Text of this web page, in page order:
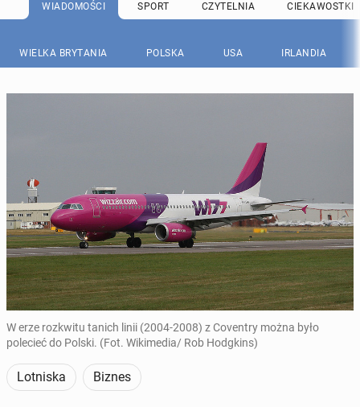
WIADOMOŚCI SPORT CZYTELNIA CIEKAWOSTKI
WIELKA BRYTANIA POLSKA USA IRLANDIA
W erze rozkwitu tanich linii (2004-2008) z Coventry można było
polecieć do Polski. (Fot. Wikimedia/ Rob Hodgkins)
Lotniska Biznes